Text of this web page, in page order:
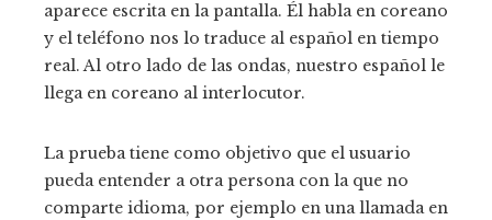
aparece escrita en la pantalla. Él habla en coreano
y el teléfono nos lo traduce al español en tiempo
real. Al otro lado de las ondas, nuestro español le
llega en coreano al interlocutor.
La prueba tiene como objetivo que el usuario
pueda entender a otra persona con la que no
comparte idioma, por ejemplo en una llamada en